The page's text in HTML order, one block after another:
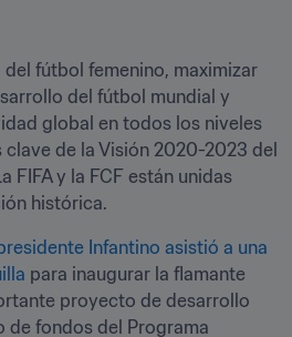
fútbol femenino, maximizar
del fútbol mundial y
global en todos los niveles
de la Visión 2020-2023 del
FIFA y la FCF están unidas
histórica.
Infantino asistió a una
para inaugurar la flamante
proyecto de desarrollo
de fondos del Programa